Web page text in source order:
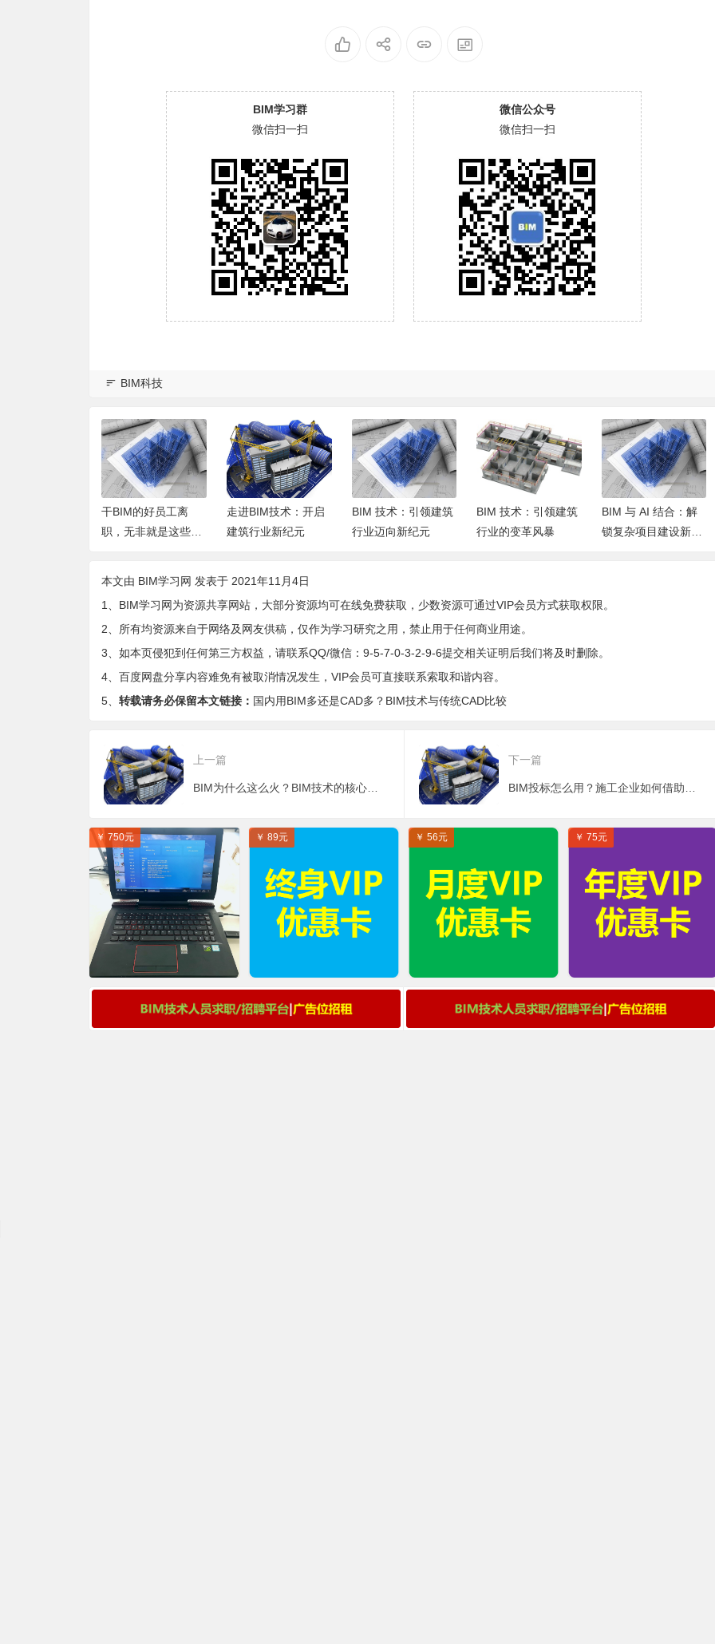
BIM学习群
微信扫一扫
微信公众号
微信扫一扫
BIM科技
干BIM的好员工离
职，无非就是这些原
走进BIM技术：开启
建筑行业新纪元
BIM 技术：引领建筑
行业迈向新纪元
BIM 技术：引领建筑
行业的变革风暴
BIM 与 AI 结合：解
锁复杂项目建设新密
本文由 BIM学习网 发表于 2021年11月4日
1、BIM学习网为资源共享网站，大部分资源均可在线免费获取，少数资源可通过VIP会员方式获取权限。
2、所有均资源来自于网络及网友供稿，仅作为学习研究之用，禁止用于任何商业用途。
3、如本页侵犯到任何第三方权益，请联系QQ/微信：9-5-7-0-3-2-9-6提交相关证明后我们将及时删除。
4、百度网盘分享内容难免有被取消情况发生，VIP会员可直接联系索取和谐内容。
5、 转载请务必保留本文链接： 国内用BIM多还是CAD多？BIM技术与传统CAD比较
上一篇 下一篇
￥ 750元 ￥ 89元 ￥ 56元 ￥ 75元